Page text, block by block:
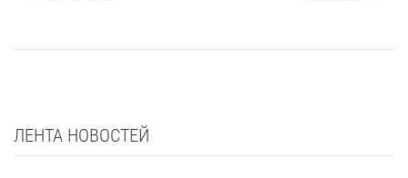
ЛЕНТА НОВОСТЕЙ